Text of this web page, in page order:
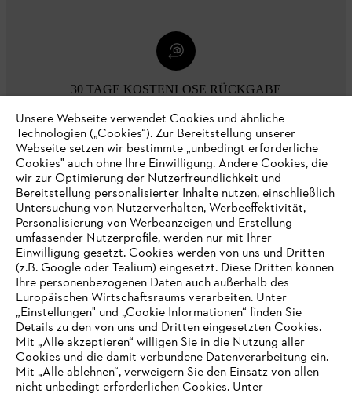
30 TAGE KOSTENLOSE RÜCKGABE
Zahlungsmöglichkeiten
Unternehmen
Online Shop
Unsere Webseite verwendet Cookies und ähnliche
Technologien („Cookies“). Zur Bereitstellung unserer
Webseite setzen wir bestimmte „unbedingt erforderliche
Cookies" auch ohne Ihre Einwilligung. Andere Cookies, die
wir zur Optimierung der Nutzerfreundlichkeit und
Bereitstellung personalisierter Inhalte nutzen, einschließlich
Untersuchung von Nutzerverhalten, Werbeeffektivität,
Personalisierung von Werbeanzeigen und Erstellung
umfassender Nutzerprofile, werden nur mit Ihrer
Einwilligung gesetzt. Cookies werden von uns und Dritten
(z.B. Google oder Tealium) eingesetzt. Diese Dritten können
Ihre personenbezogenen Daten auch außerhalb des
Europäischen Wirtschaftsraums verarbeiten. Unter
„Einstellungen" und „Cookie Informationen“ finden Sie
Details zu den von uns und Dritten eingesetzten Cookies.
Mit „Alle akzeptieren“ willigen Sie in die Nutzung aller
Cookies und die damit verbundene Datenverarbeitung ein.
Mit „Alle ablehnen“, verweigern Sie den Einsatz von allen
nicht unbedingt erforderlichen Cookies. Unter